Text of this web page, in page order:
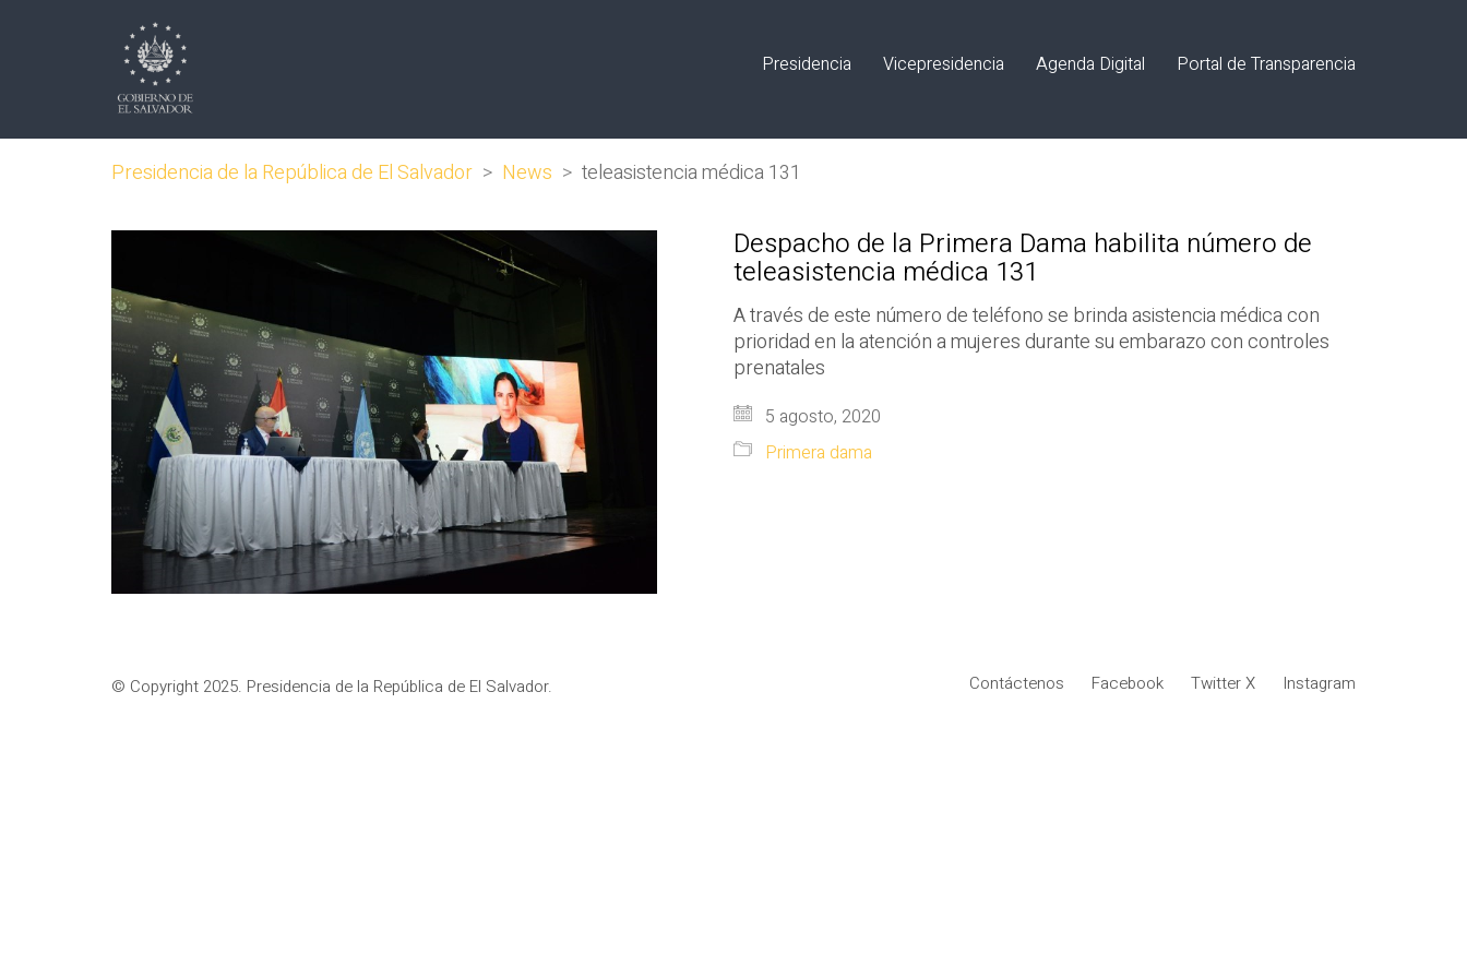
Presidencia Vicepresidencia Agenda Digital Portal de Transparencia
Presidencia de la República de El Salvador > News > teleasistencia médica 131
Despacho de la Primera Dama habilita número de
teleasistencia médica 131
A través de este número de teléfono se brinda asistencia médica con
prioridad en la atención a mujeres durante su embarazo con controles
prenatales
5 agosto, 2020
Primera dama
Contáctenos Facebook Twitter X Instagram
© Copyright 2025. Presidencia de la República de El Salvador.